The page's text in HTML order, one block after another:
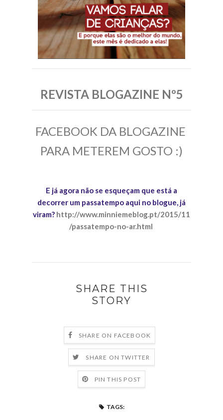
REVISTA BLOGAZINE Nº5
FACEBOOK DA BLOGAZINE
PARA METEREM GOSTO :)
E já agora não se esqueçam que está a
decorrer um passatempo aqui no blogue, já
viram? http://www.minniemeblog.pt/2015/11
/passatempo-no-ar.html
SHARE THIS
STORY
SHARE ON FACEBOOK
SHARE ON TWITTER
PIN THIS POST
TAGS: